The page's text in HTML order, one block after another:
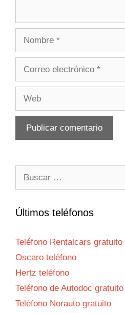
Últimos teléfonos
Teléfono Rentalcars gratuito
Oscaro teléfono
Hertz teléfono
Teléfono de Autodoc gratuito
Teléfono Norauto gratuito